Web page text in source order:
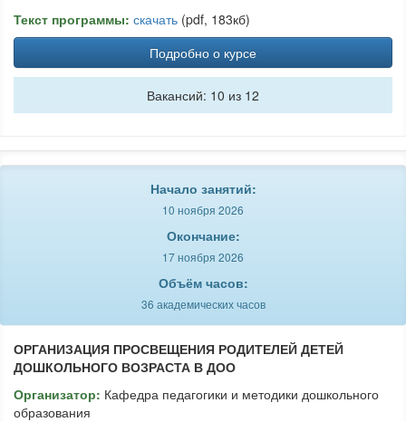
Текст программы: скачать (pdf, 183кб)
Подробно о курсе
Вакансий: 10 из 12
Начало занятий:
10 ноября 2026
Окончание:
17 ноября 2026
Объём часов:
36 академических часов
ОРГАНИЗАЦИЯ ПРОСВЕЩЕНИЯ РОДИТЕЛЕЙ ДЕТЕЙ
ДОШКОЛЬНОГО ВОЗРАСТА В ДОО
Организатор: Кафедра педагогики и методики дошкольного
образования